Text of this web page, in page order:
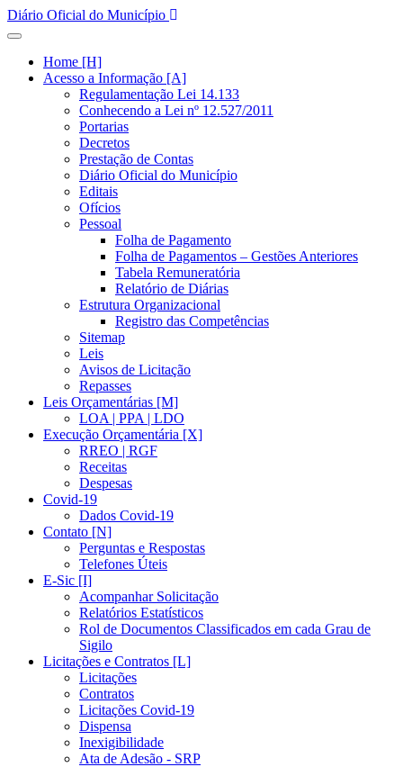
Diário Oficial do Município
Home [H]
Acesso a Informação [A]
Regulamentação Lei 14.133
Conhecendo a Lei nº 12.527/2011
Portarias
Decretos
Prestação de Contas
Diário Oficial do Município
Editais
Ofícios
Pessoal
Folha de Pagamento
Folha de Pagamentos – Gestões Anteriores
Tabela Remuneratória
Relatório de Diárias
Estrutura Organizacional
Registro das Competências
Sitemap
Leis
Avisos de Licitação
Repasses
Leis Orçamentárias [M]
LOA | PPA | LDO
Execução Orçamentária [X]
RREO | RGF
Receitas
Despesas
Covid-19
Dados Covid-19
Contato [N]
Perguntas e Respostas
Telefones Úteis
E-Sic [I]
Acompanhar Solicitação
Relatórios Estatísticos
Rol de Documentos Classificados em cada Grau de
Sigilo
Licitações e Contratos [L]
Licitações
Contratos
Licitações Covid-19
Dispensa
Inexigibilidade
Ata de Adesão - SRP